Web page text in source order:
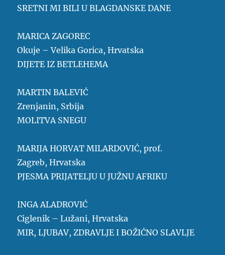
SRETNI MI BILI U BLAGDANSKE DANE
MARICA ZAGOREC
Okuje – Velika Gorica, Hrvatska
DIJETE IZ BETLEHEMA
MARTIN BALEVIĆ
Zrenjanin, Srbija
MOLITVA SNEGU
MARIJA HORVAT MILARDOVIĆ, prof.
Zagreb, Hrvatska
PJESMA PRIJATELJU U JUŽNU AFRIKU
INGA ALADROVIĆ
Ciglenik – Lužani, Hrvatska
MIR, LJUBAV, ZDRAVLJE I BOŽIĆNO SLAVLJE